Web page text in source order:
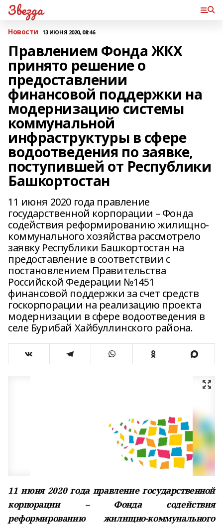
Звезда
Новости 13 ИЮНЯ 2020, 08:46
Правлением Фонда ЖКХ
принято решение о
предоставлении
финансовой поддержки на
модернизацию системы
коммунальной
инфраструктуры в сфере
водоотведения по заявке,
поступившей от Республики
Башкортостан
11 июня 2020 года правление
государственной корпорации – Фонда
содействия реформированию жилищно-
коммунального хозяйства рассмотрело
заявку Республики Башкортостан на
предоставление в соответствии с
постановлением Правительства
Российской Федерации №1451
финансовой поддержки за счет средств
госкорпорации на реализацию проекта
модернизации в сфере водоотведения в
селе Бурибай Хайбуллинского района.
11 июня 2020 года правление государственной
корпорации – Фонда содействия
реформированию жилищно-коммунального